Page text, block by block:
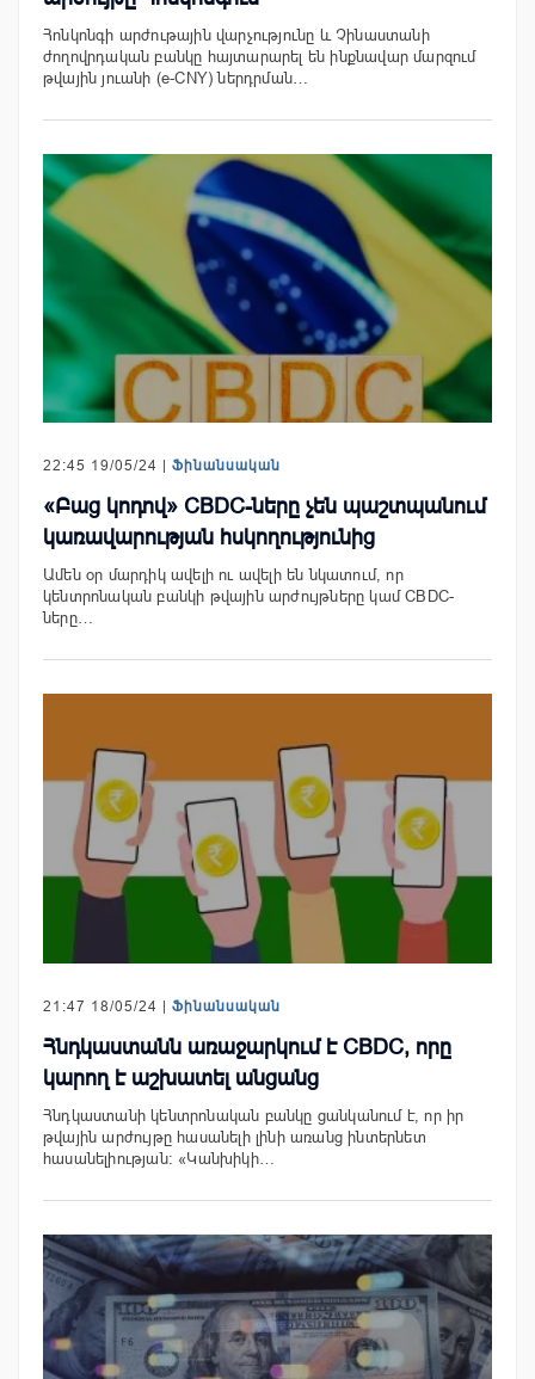
Հոնկոնգի արժութային վարչությունը և Չինաստանի
ժողովրդական բանկը հայտարարել են ինքնավար մարզում
թվային յուանի (e-CNY) ներդրման…
22:45 19/05/24 | Ֆինանսական
«Բաց կոդով» CBDC-ները չեն պաշտպանում
կառավարության հսկողությունից
Ամեն օր մարդիկ ավելի ու ավելի են նկատում, որ
կենտրոնական բանկի թվային արժույթները կամ CBDC-
ները…
21:47 18/05/24 | Ֆինանսական
Հնդկաստանն առաջարկում է CBDC, որը
կարող է աշխատել անցանց
Հնդկաստանի կենտրոնական բանկը ցանկանում է, որ իր
թվային արժույթը հասանելի լինի առանց ինտերնետ
հասանելիության: «Կանխիկի…